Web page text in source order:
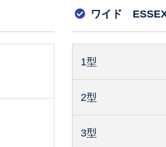
ワイド
1型
2型
3型